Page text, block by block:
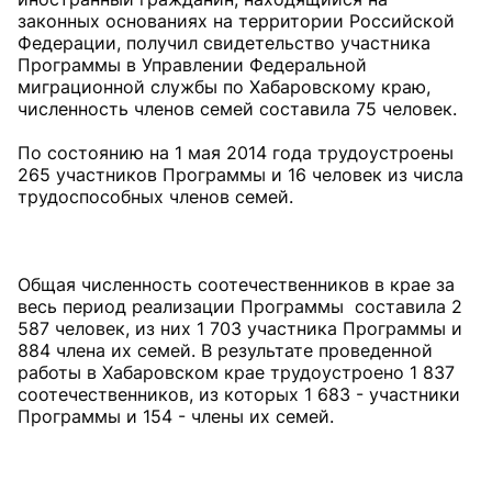
законных основаниях на территории Российской
Федерации, получил свидетельство участника
Программы в Управлении Федеральной
миграционной службы по Хабаровскому краю,
численность членов семей составила 75 человек.
По состоянию на 1 мая 2014 года трудоустроены
265 участников Программы и 16 человек из числа
трудоспособных членов семей.
Общая численность соотечественников в крае за
весь период реализации Программы составила 2
587 человек, из них 1 703 участника Программы и
884 члена их семей. В результате проведенной
работы в Хабаровском крае трудоустроено 1 837
соотечественников, из которых 1 683 - участники
Программы и 154 - члены их семей.